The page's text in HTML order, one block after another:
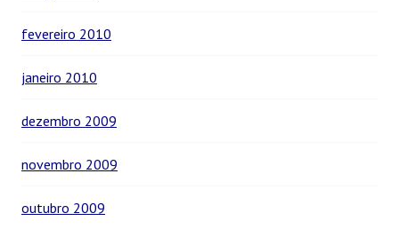
fevereiro 2010
janeiro 2010
dezembro 2009
novembro 2009
outubro 2009